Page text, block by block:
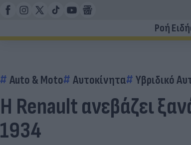
Ροή
Auto & Moto Αυτοκίνητα Υβριδικό
Η Renault ανεβάζει
1934